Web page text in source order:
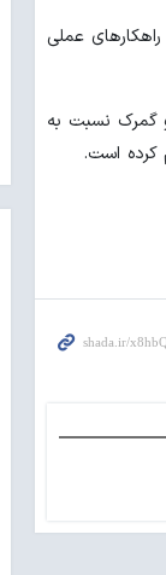
عملی
می‌شود و گمرک نسبت به
کرده است.